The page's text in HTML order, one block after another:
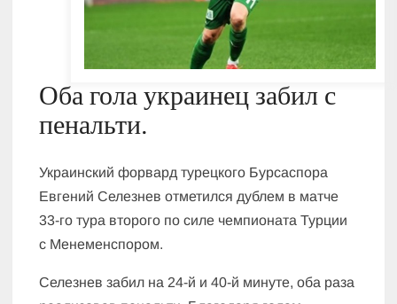
Оба гола украинец забил с
пенальти.
Украинский форвард турецкого Бурсаспора
Евгений Селезнев отметился дублем в матче
33-го тура второго по силе чемпионата Турции
с Менеменспором.
Селезнев забил на 24-й и 40-й минуте, оба раза